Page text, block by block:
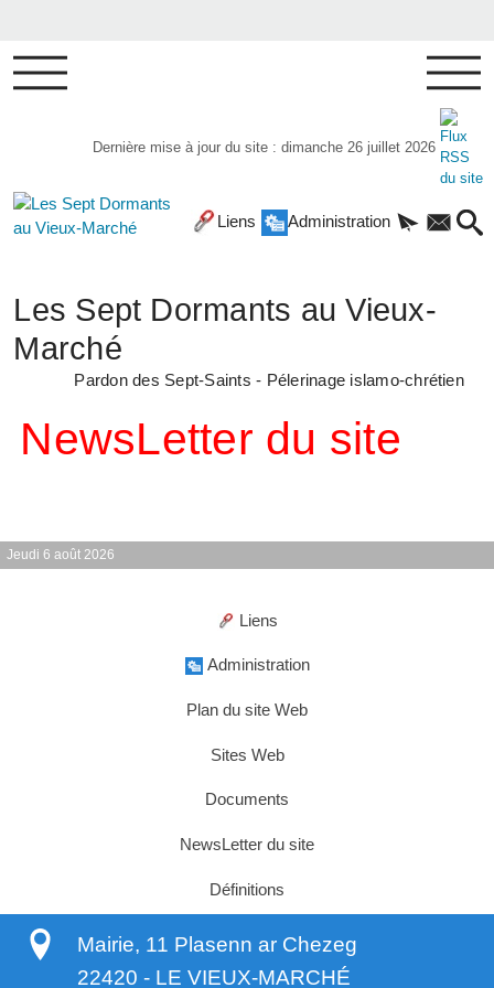
Dernière mise à jour du site : dimanche 26 juillet 2026
Liens Administration
Les Sept Dormants au Vieux-
Marché
Pardon des Sept-Saints - Pélerinage islamo-chrétien
NewsLetter du site
Jeudi 6 août 2026
Liens
Administration
Plan du site Web
Sites Web
Documents
NewsLetter du site
Définitions
Mairie, 11 Plasenn ar Chezeg
22420 - LE VIEUX-MARCHÉ